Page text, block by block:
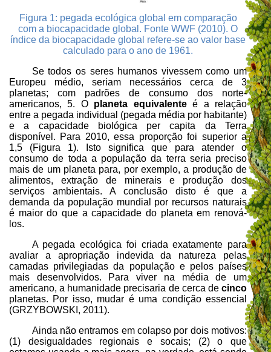
Figura 1: pegada ecológica global em comparação
com a biocapacidade global. Fonte WWF (2010). O
índice da biocapacidade global refere-se ao valor base
calculado para o ano de 1961.
Se todos os seres humanos vivessem como um
Europeu médio, seriam necessários cerca de 3
planetas; com padrões de consumo dos norte-
americanos, 5. O planeta equivalenteé a relação
entre a pegada individual (pegada média por habitante)
e a capacidade biológica per capita da Terra
disponível. Para 2010, essa proporção foi superior a
1,5 (Figura 1). Isto significa que para atender o
consumo de toda a população da terra seria preciso
mais de um planeta para, por exemplo, a produção de
alimentos, extração de minerais e produção dos
serviços ambientais. A conclusão disto é que a
demanda da população mundial por recursos naturais
é maior do que a capacidade do planeta em renová-
los.
A pegada ecológica foi criada exatamente para
avaliar a apropriação indevida da natureza pelas
camadas privilegiadas da população e pelos países
mais desenvolvidos. Para viver na média de um
americano, a humanidade precisaria de cerca de cinco
planetas. Por isso, mudar é uma condição essencial
(GRZYBOWSKI, 2011).
Ainda não entramos em colapso por dois motivos:
(1) desigualdades regionais e socais; (2) o que